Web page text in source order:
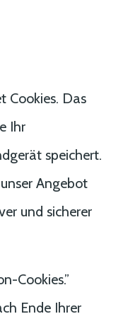
Cookies. Das
Ihr
speichert.
Angebot
und sicherer
Cookies.”
Ende Ihrer